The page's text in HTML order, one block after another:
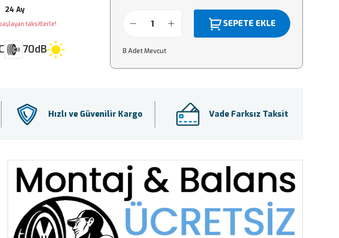
24 Ay
taksitlerle!
70dB
SEPETE EKLE
8 Adet Mevcut
Hızlı ve Güvenilir Kargo Vade Farksız Taksit